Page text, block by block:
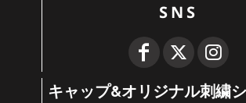
SNS
キャップ&オリジナル刺繍